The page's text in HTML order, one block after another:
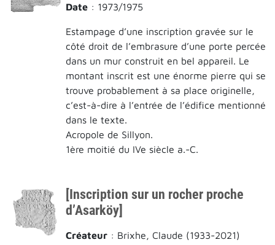
Date : 1973/1975
Estampage d’une inscription gravée sur le
côté droit de l’embrasure d’une porte percée
dans un mur construit en bel appareil. Le
montant inscrit est une énorme pierre qui se
trouve probablement à sa place originelle,
c’est-à-dire à l’entrée de l’édifice mentionné
dans le texte.
Acropole de Sillyon.
1ère moitié du IVe siècle a.-C.
[Inscription sur un rocher proche
d’Asarköy]
Créateur : Brixhe, Claude (1933-2021)